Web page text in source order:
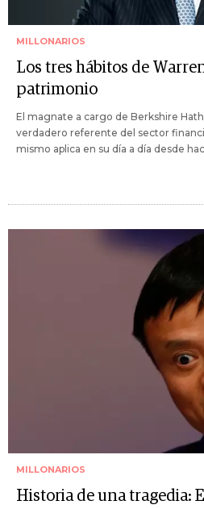
MILLONARIOS
Los tres hábitos de
patrimonio
El magnate a cargo de Berkshire
verdadero referente del sector
mismo aplica en su día a día desde
MILLONARIOS
Historia de una tragedia: